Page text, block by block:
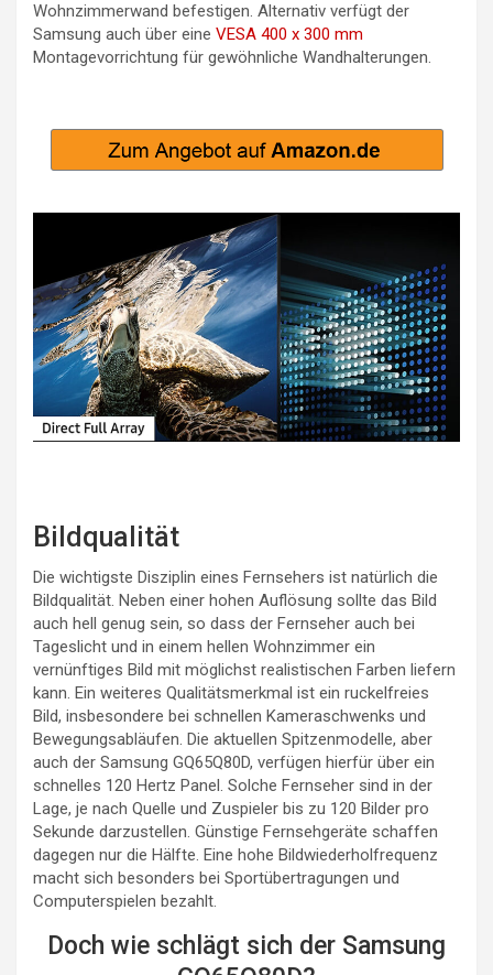
Wohnzimmerwand befestigen. Alternativ verfügt der
Samsung auch über eine VESA 400 x 300 mm
Montagevorrichtung für gewöhnliche Wandhalterungen.
Bildqualität
Die wichtigste Disziplin eines Fernsehers ist natürlich die
Bildqualität. Neben einer hohen Auflösung sollte das Bild
auch hell genug sein, so dass der Fernseher auch bei
Tageslicht und in einem hellen Wohnzimmer ein
vernünftiges Bild mit möglichst realistischen Farben liefern
kann. Ein weiteres Qualitätsmerkmal ist ein ruckelfreies
Bild, insbesondere bei schnellen Kameraschwenks und
Bewegungsabläufen. Die aktuellen Spitzenmodelle, aber
auch der Samsung GQ65Q80D, verfügen hierfür über ein
schnelles 120 Hertz Panel. Solche Fernseher sind in der
Lage, je nach Quelle und Zuspieler bis zu 120 Bilder pro
Sekunde darzustellen. Günstige Fernsehgeräte schaffen
dagegen nur die Hälfte. Eine hohe Bildwiederholfrequenz
macht sich besonders bei Sportübertragungen und
Computerspielen bezahlt.
Doch wie schlägt sich der Samsung